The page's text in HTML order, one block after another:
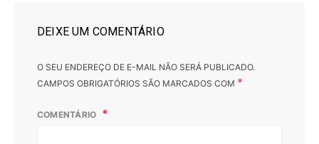
DEIXE UM COMENTÁRIO
O SEU ENDEREÇO DE E-MAIL NÃO SERÁ PUBLICADO.
CAMPOS OBRIGATÓRIOS SÃO MARCADOS COM *
COMENTÁRIO